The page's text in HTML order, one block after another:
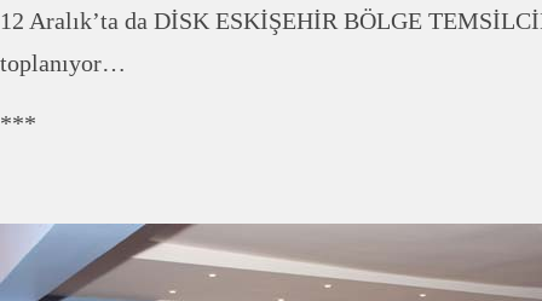
12 Aralık’ta da DİSK ESKİŞEHİR BÖLGE
toplanıyor…
***